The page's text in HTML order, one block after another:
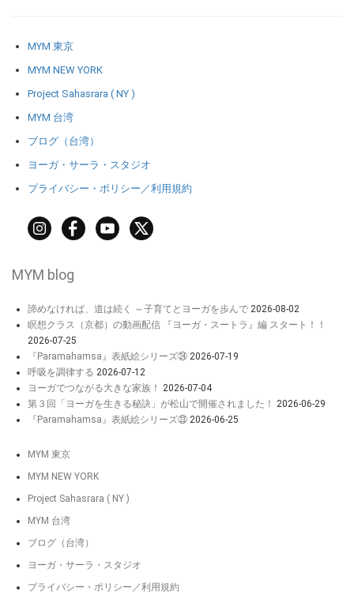
MYM 東京
MYM NEW YORK
Project Sahasrara ( NY )
MYM 台湾
ブログ（台湾）
ヨーガ・サーラ・スタジオ
プライバシー・ポリシー／利用規約
MYM blog
諦めなければ、道は続く ～子育てとヨーガを歩んで 2026-08-02
瞑想クラス（京都）の動画配信 『ヨーガ・スートラ』編 スタート！！
2026-07-25
『Paramahamsa』表紙絵シリーズ㉔ 2026-07-19
呼吸を調律する 2026-07-12
ヨーガでつながる大きな家族！ 2026-07-04
第３回「ヨーガを生きる秘訣」が松山で開催されました！ 2026-06-29
『Paramahamsa』表紙絵シリーズ㉓ 2026-06-25
MYM 東京
MYM NEW YORK
Project Sahasrara ( NY )
MYM 台湾
ブログ（台湾）
ヨーガ・サーラ・スタジオ
プライバシー・ポリシー／利用規約